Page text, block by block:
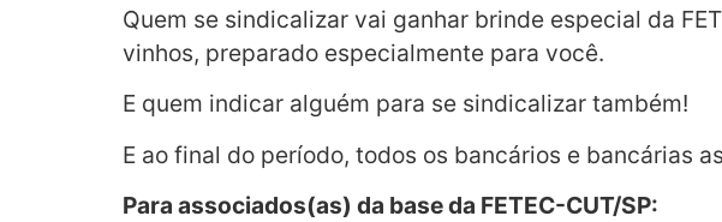
Quem se sindicalizar vai ganhar brinde especial da
vinhos, preparado especialmente para você.
E quem indicar alguém para se sindicalizar também!
E ao final do período, todos os bancários e bancárias
Para associados(as) da base da FETEC-CUT/SP: